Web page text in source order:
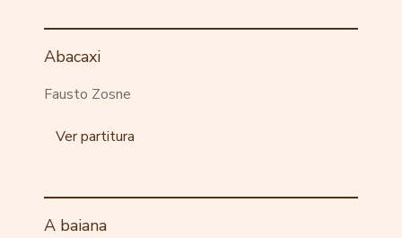
Abacaxi
Fausto Zosne
Ver partitura
A baiana